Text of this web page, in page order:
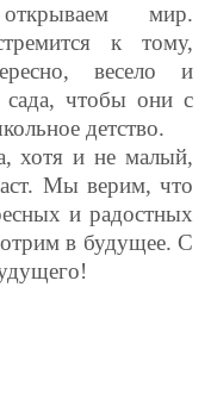
мир.
к тому,
весело и
сада, чтобы они с
детство.
хотя и не малый,
Мы верим, что
и радостных
в будущее. С